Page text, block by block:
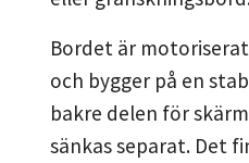
Bordet är
och bygger på en
bakre delen för
sänkas separat. Det